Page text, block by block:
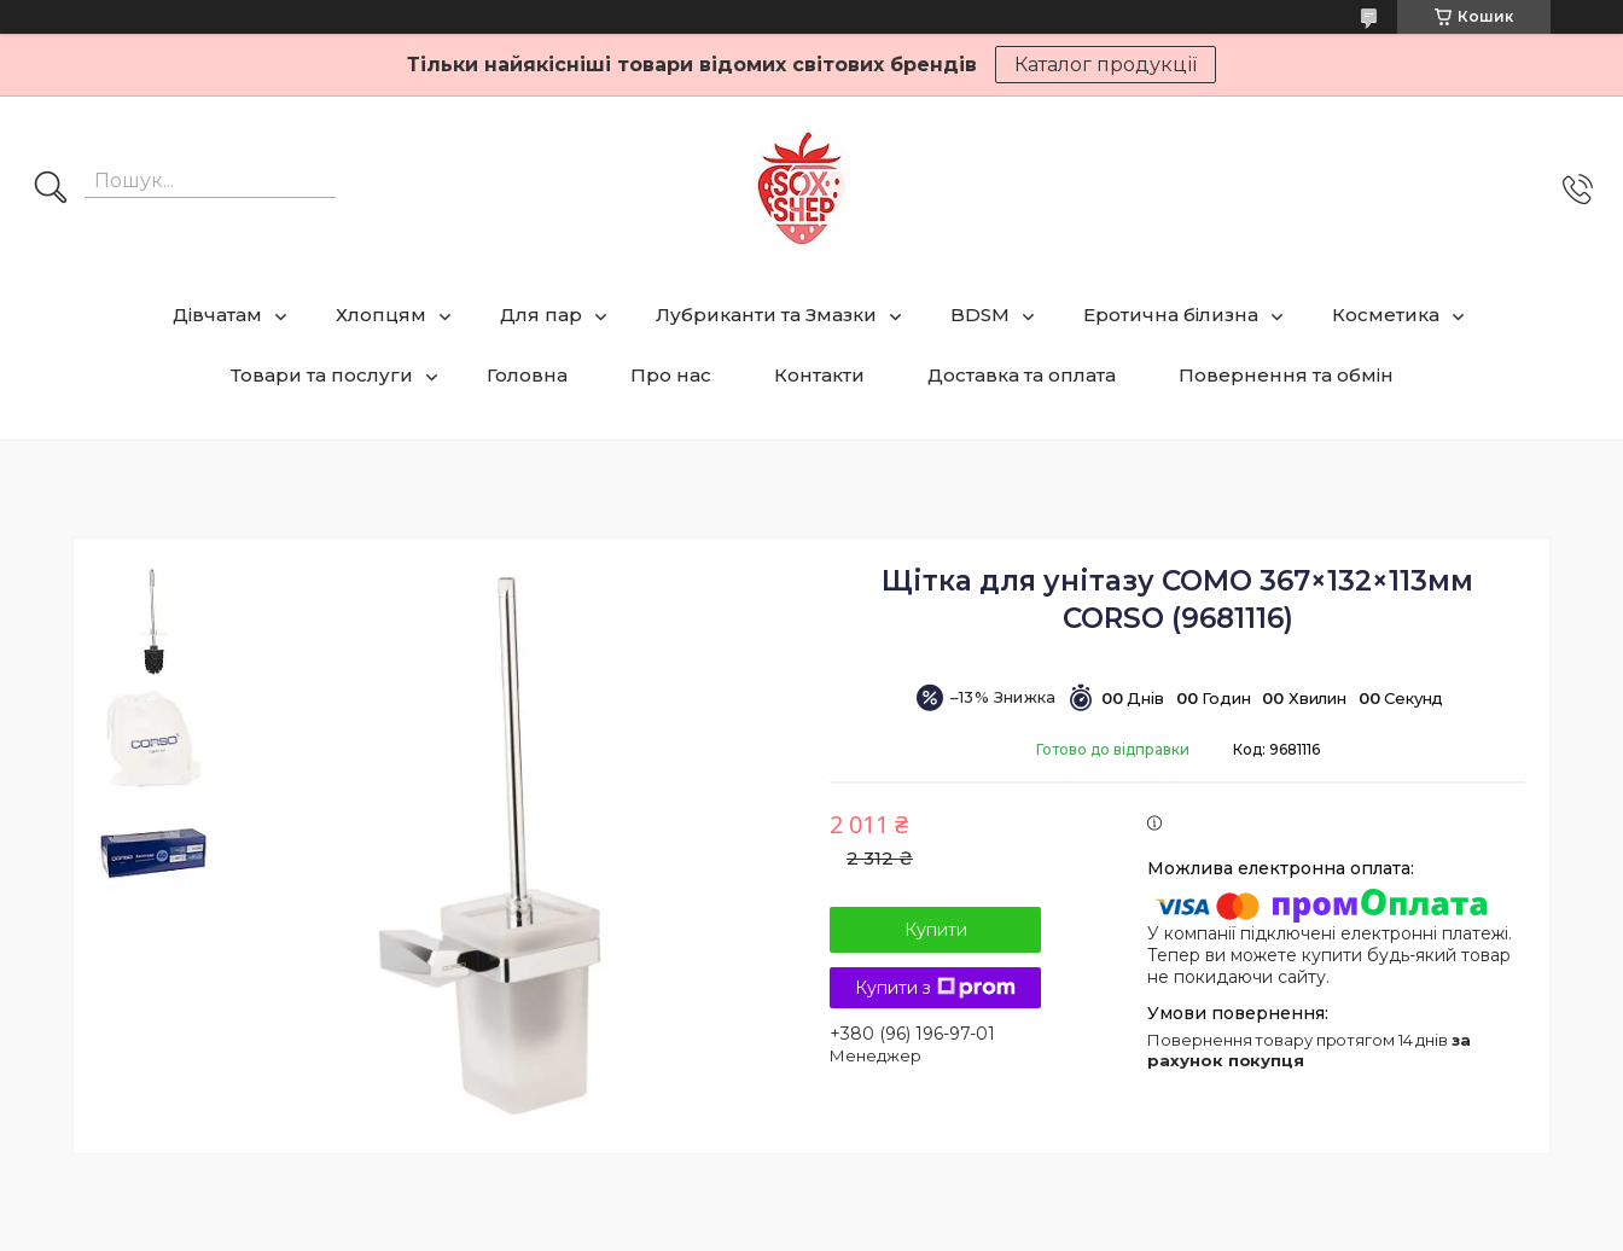
Кошик
Тільки найякісніші товари відомих світових брендів Каталог продукції
Дівчатам Хлопцям Для пар Лубриканти та Змазки BDSM Еротична білизна Косметика
Товари та послуги Головна Про нас Контакти Доставка та оплата Повернення та обмін
Щітка для унітазу COMO 367×132×113мм
CORSO (9681116)
–13% 00 Днів 00 Годин 00 Хвилин 00 Секунд
Готово до відправки Код: 9681116
2 312 ₴
2 011 ₴
Купити
Купити з
+380 (96) 196-97-01
Менеджер
У компанії підключені електронні платежі.
Тепер ви можете купити будь-який товар
не покидаючи сайту.
повернення товару протягом 14 днів за
рахунок покупця